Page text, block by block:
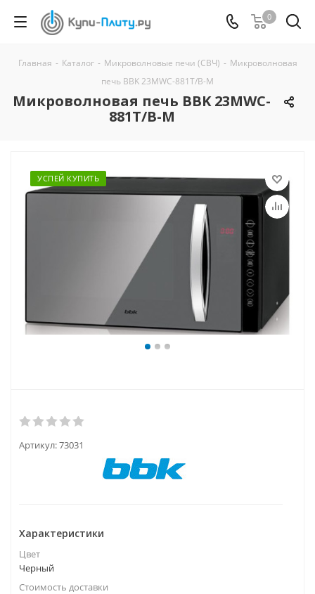
0
Главная - Каталог - Микроволновые печи (СВЧ) - Микроволновая
печь BBK 23MWC-881T/B-M
Микроволновая печь BBK 23MWC-
881T/B-M
УСПЕЙ КУПИТЬ
Артикул:73031
Характеристики
Цвет
Черный
Стоимость доставки